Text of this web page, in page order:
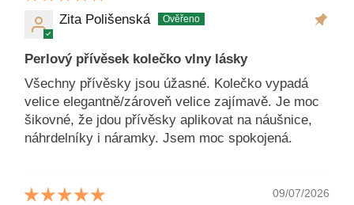
Zita Polišenská
Perlový přívěsek kolečko vlny lásky
Všechny přívěsky jsou úžasné. Kolečko vypadá
velice elegantně/zároveň velice zajímavě. Je moc
šikovné, že jdou přívěsky aplikovat na náušnice,
náhrdelníky i náramky. Jsem moc spokojená.
09/07/2026